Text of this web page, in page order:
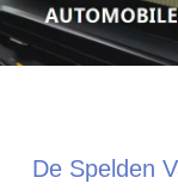
De Spelden